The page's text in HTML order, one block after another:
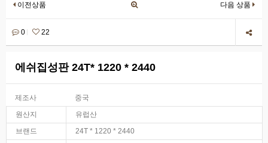
이전상품 다음 상품
0 22
에쉬집성판 24T* 1220 * 2440
제조사
중국
원산지
유럽산
브랜드
24T * 1220 * 2440